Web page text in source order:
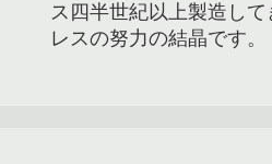
ス四半世紀以上製造して
レスの努力の結晶です。